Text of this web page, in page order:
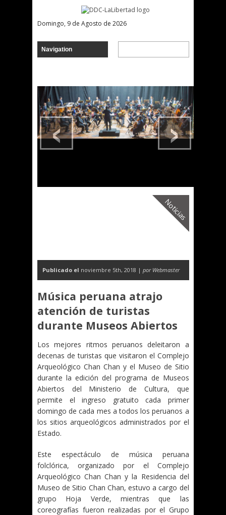
Domingo, 9 de Agosto de 2026
›
‹
Noticias
Publicado el noviembre 5th, 2018 | por Webmaster
Música peruana atrajo
atención de turistas
durante Museos Abiertos
Los mejores ritmos peruanos deleitaron a
decenas de turistas que visitaron el Complejo
Arqueológico Chan Chan y el Museo de Sitio
durante la edición del programa de Museos
Abiertos del Ministerio de Cultura, que
permite el ingreso gratuito cada primer
domingo de cada mes a todos los peruanos a
los sitios arqueológicos administrados por el
Estado.
Este espectáculo de música peruana
folclórica, organizado por el Complejo
Arqueológico Chan Chan y la Residencia del
Museo de Sitio Chan Chan, estuvo a cargo del
grupo Hoja Verde, mientras que las
coreografías fueron realizadas por el Grupo